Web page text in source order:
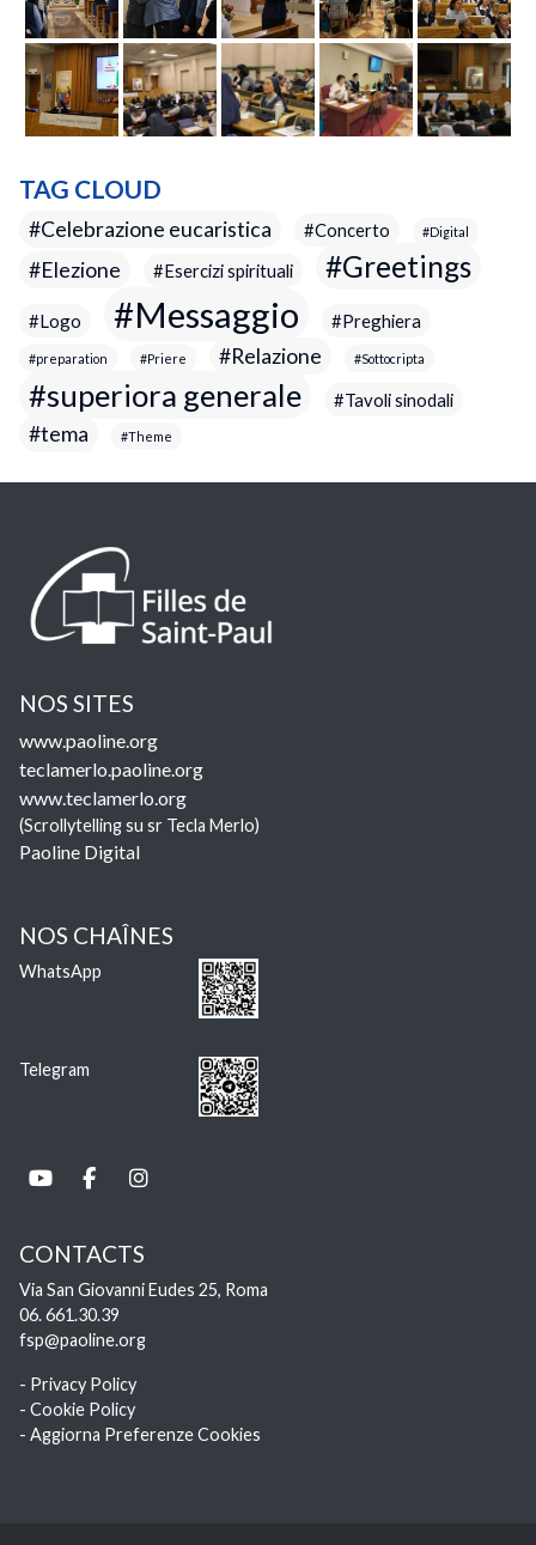
TAG CLOUD
Celebrazione eucaristica Concerto Digital
Elezione Esercizi spirituali Greetings
Logo Messaggio Preghiera
preparation Priere Relazione Sottocripta
superiora generale Tavoli sinodali
tema Theme
NOS SITES
www.paoline.org
teclamerlo.paoline.org
www.teclamerlo.org
(Scrollytelling su sr Tecla Merlo)
Paoline Digital
NOS CHAÎNES
WhatsApp
Telegram
CONTACTS
Via San Giovanni Eudes 25, Roma
06. 661.30.39
fsp@paoline.org
- Privacy Policy
- Cookie Policy
- Aggiorna Preferenze Cookies